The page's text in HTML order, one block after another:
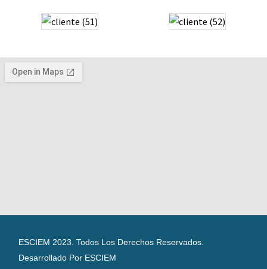
ESCIEM 2023. Todos Los Derechos Reservados.
Desarrollado Por ESCIEM